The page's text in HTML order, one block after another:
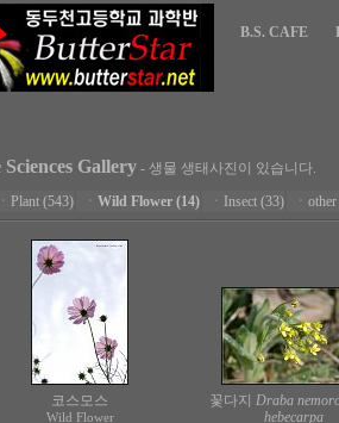
B.S. CAFE
Gallery - 생물 생태사진이 있습니다.
ㆍ Plant (543) ㆍ Wild Flower (14) ㆍ Insect (33) ㆍ
코스모스
Wild Flower
꽃다지 Draba
hebecarpa